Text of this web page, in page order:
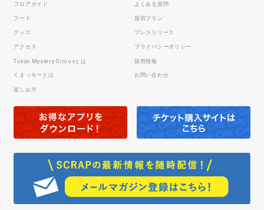
フロアガイド
フード
グッズ
アクセス
Tokyo Mystery Circusとは
くまっキーとは
楽しみ方
よくある質問
貸切プラン
プレスリリース
プライバシーポリシー
採用情報
お問い合わせ